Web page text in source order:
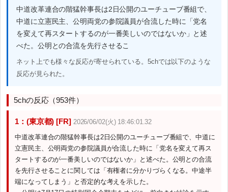
中道改革連合の階猛幹事長は2日公開のユーチューブ番組で、
中道に立憲民主、公明両党の参院議員が合流した時に「党名
を変えて再スタートするのが一番美しいのではないか」と述
べた。公明との合流を先行させるこ
ネット上でも様々な反応が寄せられている。5chでは以下のような
反応が見られた。
5chの反応（953件）
1：(東京都) [FR] 2026/06/02(火) 18:46:01.32
中道改革連合の階猛幹事長は2日公開のユーチューブ番組で、中道に
立憲民主、公明両党の参院議員が合流した時に「党名を変えて再ス
タートするのが一番美しいのではないか」と述べた。公明との合流
を先行させることに関しては「有権者に分かりづらくなる。中途半
端になってしまう」と否定的な考えを示した。